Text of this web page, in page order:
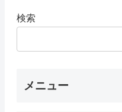
検索
メニュー